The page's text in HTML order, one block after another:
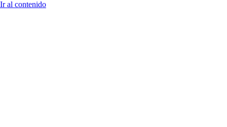
Ir al contenido